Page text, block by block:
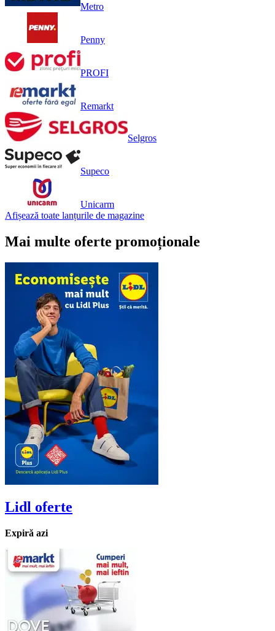
Metro
Penny
PROFI
Remarkt
Selgros
Supeco
Unicarm
Afișează toate lanțurile de magazine
Mai multe oferte promoționale
Lidl oferte
Expiră azi